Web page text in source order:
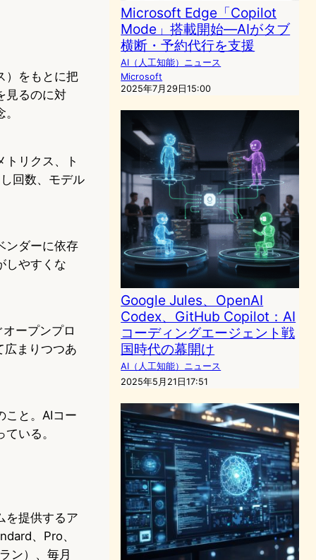
）をもとに把
見るのに対
トリクス、ト
回数、モデル
ンダーに依存
しやすくな
ープンプロ
広まりつつあ
こと。AIコー
いる。
を提供するア
、Pro、
ン）、毎月
Microsoft Edge「Copilot
Mode」搭載開始—AIがタブ
横断・予約代行を支援
AI（人工知能）ニュース
Microsoft
2025年7月29日15:00
Google Jules、OpenAI
Codex、GitHub Copilot：AI
コーディングエージェント戦
国時代の幕開け
AI（人工知能）ニュース
2025年5月21日17:51